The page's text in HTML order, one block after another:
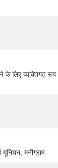
के लिए व्यक्तिगत
यूनियन, मनीग्राम